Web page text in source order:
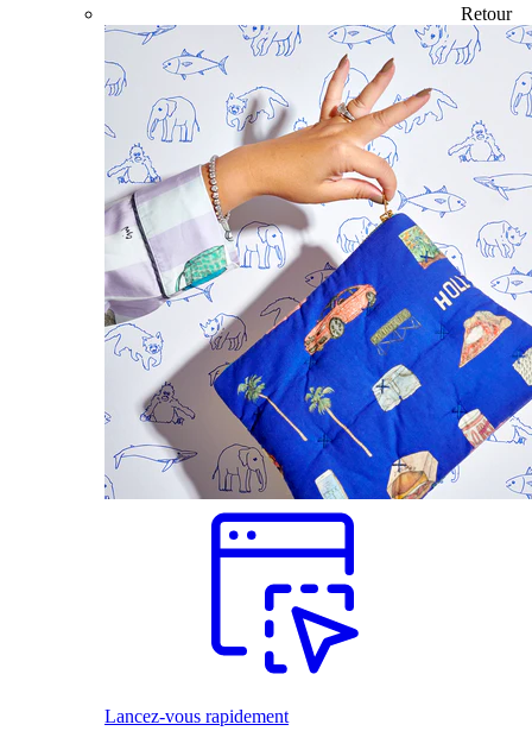
Retour
Lancez-vous rapidement